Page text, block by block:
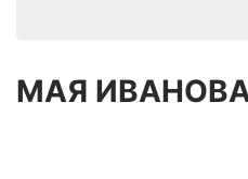
МАЯ